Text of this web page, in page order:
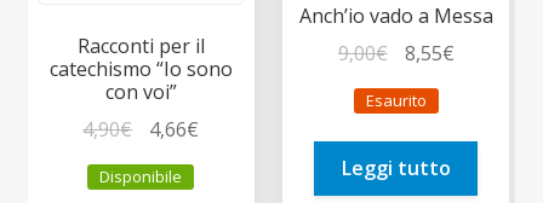
Racconti per il
catechismo “Io sono
con voi”
4,90€
prezzo
originale
4,66€
Disponibile
Anch’io vado a Messa
9,00€
prezzo
originale
era:
9,00€.
8,55€Il
è:
Esaurito
Leggi tutto